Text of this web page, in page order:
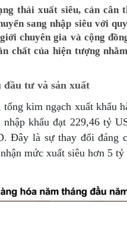
thái xuất siêu, cán cân
sang nhập siêu với
chuyên gia và cộng
chất của hiện tượng
đầu tư và sản xuất
kim ngạch xuất khẩu
khẩu đạt 229,46 tỷ
Đây là sự thay đổi đáng
mức xuất siêu hơn 5